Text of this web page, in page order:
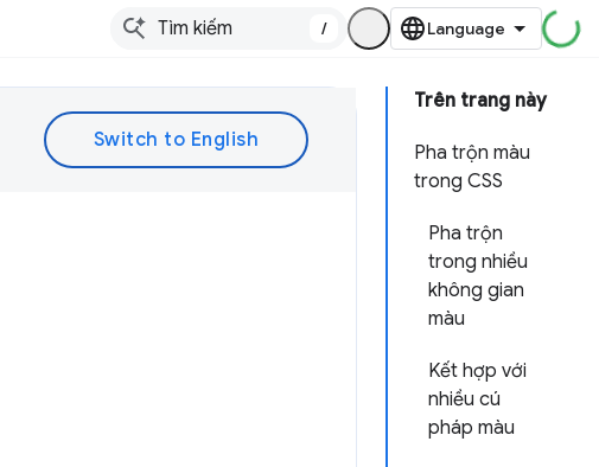
/
Trên trang này
Pha trộn màu
trong CSS
Pha trộn
trong nhiều
không gian
màu
Kết hợp với
nhiều cú
pháp màu